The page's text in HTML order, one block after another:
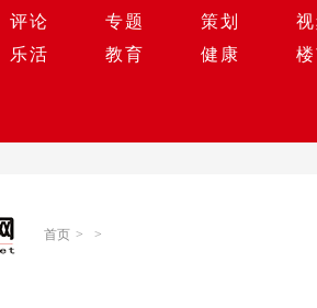
评论 专题 策划
乐活 教育 健康
首页 > >